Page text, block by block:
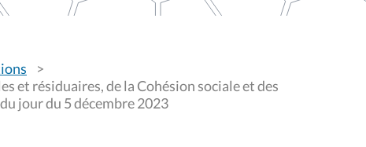
et résiduaires, de la Cohésion sociale et des
jour du 5 décembre 2023